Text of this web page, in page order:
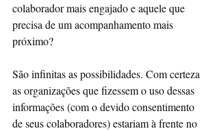
colaborador mais engajado e aquele que
precisa de um acompanhamento mais
próximo?
São infinitas as possibilidades. Com certeza
as organizações que fizessem o uso dessas
informações (com o devido consentimento
de seus colaboradores) estariam à frente no